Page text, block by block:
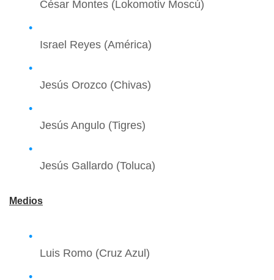
César Montes (Lokomotiv Moscú)
Israel Reyes (América)
Jesús Orozco (Chivas)
Jesús Angulo (Tigres)
Jesús Gallardo (Toluca)
Medios
Luis Romo (Cruz Azul)